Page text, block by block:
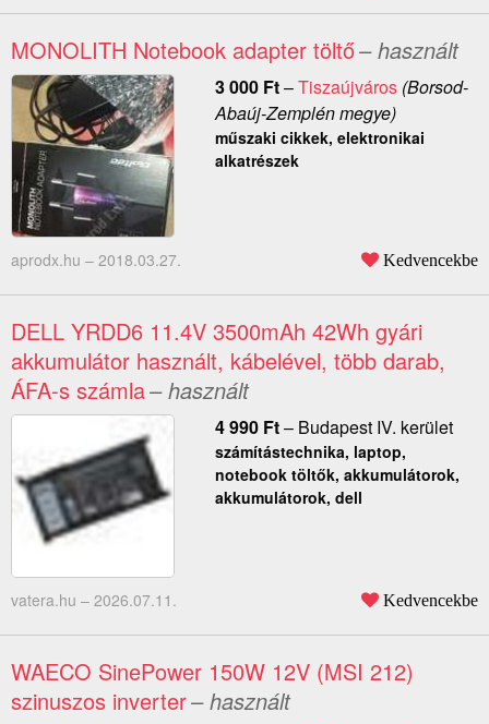
MONOLITH Notebook adapter töltő– használt
3 000 Ft–Tiszaújváros(Borsod-
Abaúj-Zemplén megye)
műszaki cikkek, elektronikai
alkatrészek
aprodx.hu – 2018.03.27. Kedvencekbe
DELL YRDD6 11.4V 3500mAh 42Wh gyári
akkumulátor használt, kábelével, több darab,
ÁFA-s számla– használt
4 990 Ft– Budapest IV. kerület
számítástechnika, laptop,
notebook töltők, akkumulátorok,
akkumulátorok, dell
vatera.hu – 2026.07.11. Kedvencekbe
WAECO SinePower 150W 12V (MSI 212)
szinuszos inverter– használt